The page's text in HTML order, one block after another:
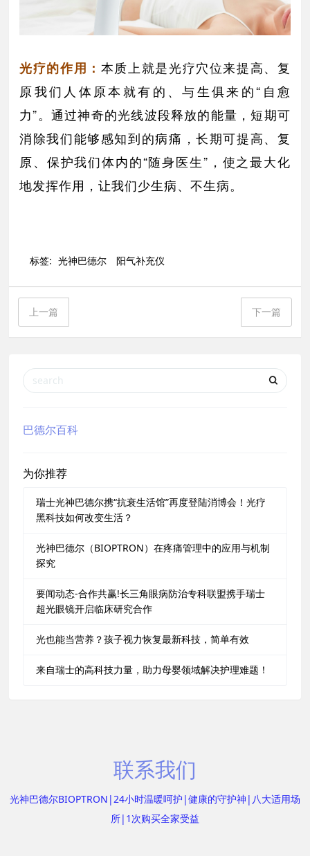
光疗的作用： 本质上就是光疗穴位来提高、复
原我们人体原本就有的、与生俱来的“自愈
力”。通过神奇的光线波段释放的能量 ，短期可
消除我们能够感知到的病痛，长期可提高、复
原、保护我们体内的“随身医生”，使之最大化
地发挥作用，让我们少生病、不生病。
标签: 光神巴德尔 阳气补充仪
上一篇 下一篇
巴德尔百科
为你推荐
瑞士光神巴德尔携“抗衰生活馆”再度登陆消博会！光疗
黑科技如何改变生活？
光神巴德尔（BIOPTRON）在疼痛管理中的应用与机制
探究
要闻动态-合作共赢!长三角眼病防治专科联盟携手瑞士
超光眼镜开启临床研究合作
光也能当营养？孩子视力恢复最新科技，简单有效
来自瑞士的高科技力量，助力母婴领域解决护理难题！
联系我们
光神巴德尔BIOPTRON|24小时温暖呵护|健康的守护神|八大适用场
所|1次购买全家受益